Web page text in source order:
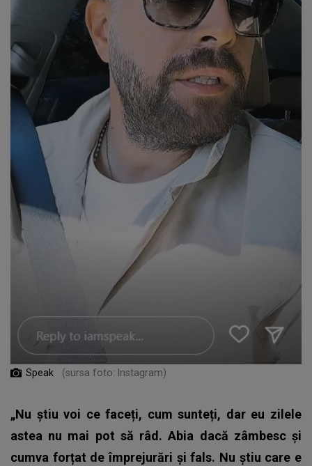
Speak (sursa foto: Instagram)
„Nu știu voi ce faceți, cum sunteți, dar eu zilele
astea nu mai pot să râd. Abia dacă zâmbesc și
cumva forțat de împrejurări și fals. Nu știu care e